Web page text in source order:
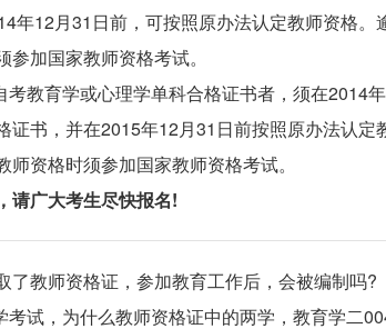
年12月31日前，可按照原办法认定教师资格。
加国家教师资格考试。
教育学或心理学单科合格证书者，须在2014
证书，并在2015年12月31日前按照原办法认定
资格时须参加国家教师资格考试。
请广大考生尽快报名!
了教师资格证，参加教育工作后，会被编制吗?
考试，为什么教师资格证中的两学，教育学二